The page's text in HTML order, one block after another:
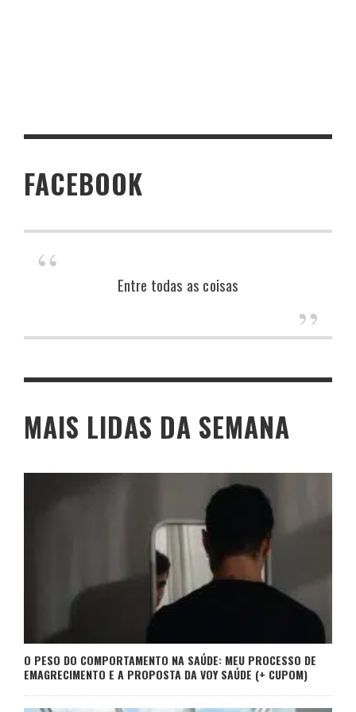
FACEBOOK
Entre todas as coisas
MAIS LIDAS DA SEMANA
O PESO DO COMPORTAMENTO NA SAÚDE: MEU PROCESSO DE
EMAGRECIMENTO E A PROPOSTA DA VOY SAÚDE (+ CUPOM)